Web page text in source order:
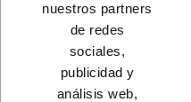
CONTACTO
PRODUCTOS
nuestros partners
de redes
sociales,
publicidad y
análisis web,